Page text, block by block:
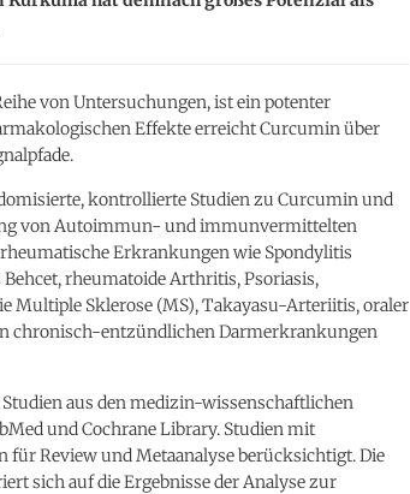
von Untersuchungen, ist ein potenter
Effekte erreicht Curcumin über
kontrollierte Studien zu Curcumin und
von Autoimmun- und immunvermittelten
Erkrankungen wie Spondylitis
rheumatoide Arthritis, Psoriasis,
Multiple Sklerose (MS), Takayasu-Arteriitis, oraler
chronisch-entzündlichen Darmerkrankungen
aus den medizin-wissenschaftlichen
und Cochrane Library. Studien mit
Review und Metaanalyse berücksichtigt. Die
sich auf die Ergebnisse der Analyse zur